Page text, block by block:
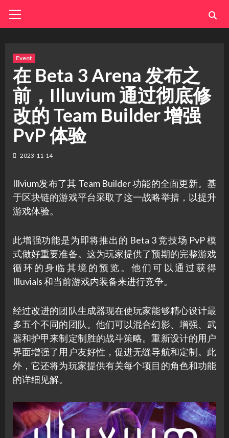
Menu
Event
在 Beta 3 Arena 发布之
前，Illuvium 通过彻底修
改的 Team Builder 增强
PvP 体验
2023-11-14
Illvium发布了其 Team Builder 功能的全面更新。基
于区块链的游戏平台采取了这一战略举措，以提升
游戏体验。
此增强功能是为即将推出的 Beta 3 竞技场 PvP 模
式做好重要准备。这为玩家提供了预期的完整游戏
循环的身临其境的预览。他们可以通过获得
Illuvials 和当前游戏内装备来进行竞争。
经过改进的团队生成器现在使玩家能够精心设计最
多五个不同的团队。他们可以混合幻影、增强、武
器和护甲来制定制胜的战斗策略。重新设计的用户
界面增强了用户友好性，促进无缝导航和定制。此
外，它还将为玩家提供有关每个项目的角色和功能
的详细见解。